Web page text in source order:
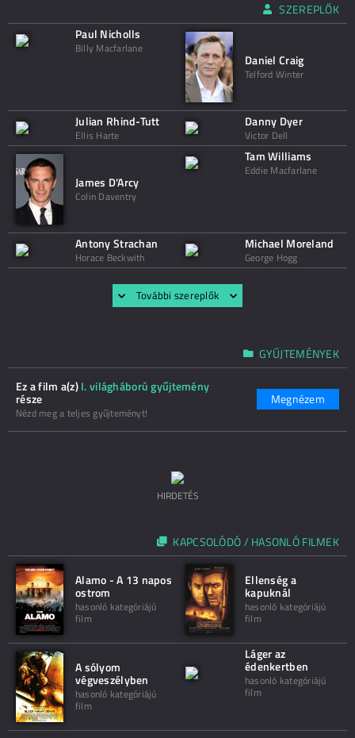
SZEREPLŐK
Paul Nicholls
Billy Macfarlane
Daniel Craig
Telford Winter
Julian Rhind-Tutt
Ellis Harte
Danny Dyer
Victor Dell
James D'Arcy
Colin Daventry
Tam Williams
Eddie Macfarlane
Antony Strachan
Horace Beckwith
Michael Moreland
George Hogg
További szereplők
GYŰJTEMÉNYEK
Ez a film a(z)I. világháború gyűjtemény
része
Nézd meg a teljes gyűjteményt!
Megnézem
HIRDETÉS
KAPCSOLÓDÓ / HASONLÓ FILMEK
Alamo - A 13 napos
ostrom
hasonló kategóriájú
film
Ellenség a
kapuknál
hasonló kategóriájú
film
A sólyom
végveszélyben
hasonló kategóriájú
film
Láger az
édenkertben
hasonló kategóriájú
film